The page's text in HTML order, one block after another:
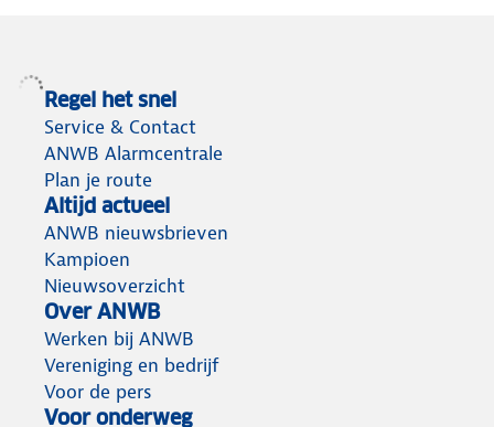
Regel het snel
Service & Contact
ANWB Alarmcentrale
Plan je route
Altijd actueel
ANWB nieuwsbrieven
Kampioen
Nieuwsoverzicht
Over ANWB
Werken bij ANWB
Vereniging en bedrijf
Voor de pers
Voor onderweg